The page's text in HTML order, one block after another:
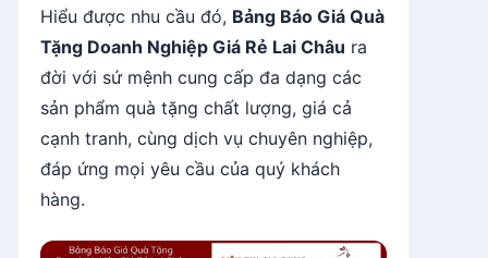
Hiểu được nhu cầu đó, Bảng Báo Giá Quà
Tặng Doanh Nghiệp Giá Rẻ Lai Châu ra
đời với sứ mệnh cung cấp đa dạng các
sản phẩm quà tặng chất lượng, giá cả
cạnh tranh, cùng dịch vụ chuyên nghiệp,
đáp ứng mọi yêu cầu của quý khách
hàng.